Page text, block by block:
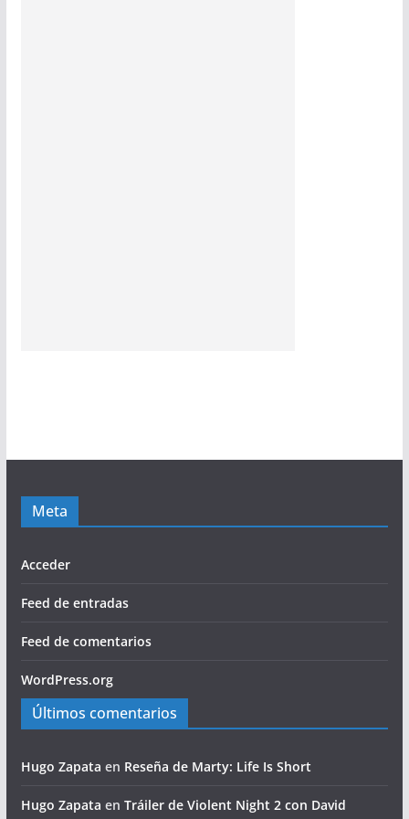
Meta
Acceder
Feed de entradas
Feed de comentarios
WordPress.org
Últimos comentarios
Hugo Zapata en Reseña de Marty: Life Is Short
Hugo Zapata en Tráiler de Violent Night 2 con David